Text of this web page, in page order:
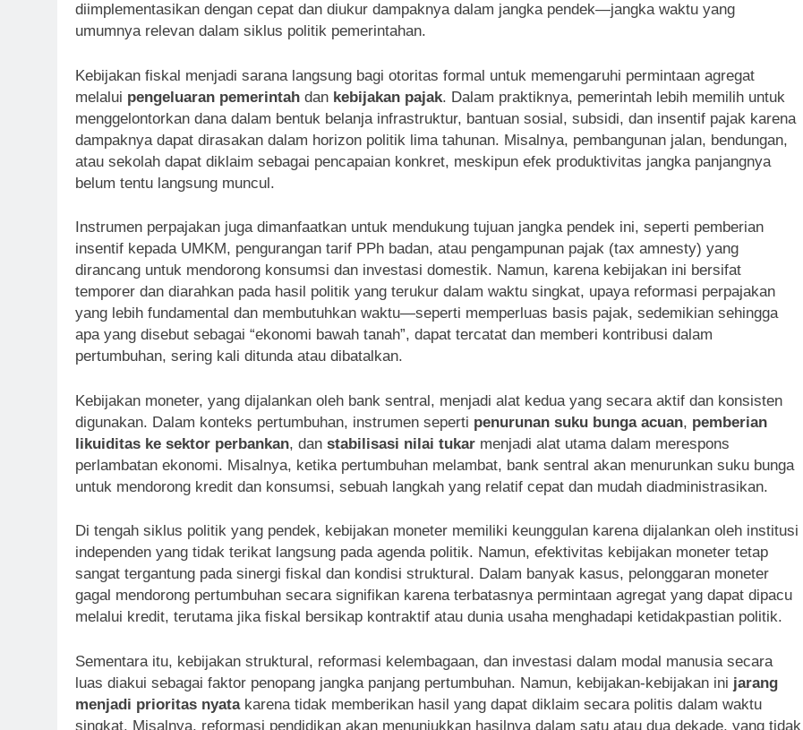
diimplementasikan dengan cepat dan diukur dampaknya dalam jangka pendek—jangka waktu yang
umumnya relevan dalam siklus politik pemerintahan.
Kebijakan fiskal menjadi sarana langsung bagi otoritas formal untuk memengaruhi permintaan agregat
melalui pengeluaran pemerintah dan kebijakan pajak. Dalam praktiknya, pemerintah lebih memilih untuk
menggelontorkan dana dalam bentuk belanja infrastruktur, bantuan sosial, subsidi, dan insentif pajak karena
dampaknya dapat dirasakan dalam horizon politik lima tahunan. Misalnya, pembangunan jalan, bendungan,
atau sekolah dapat diklaim sebagai pencapaian konkret, meskipun efek produktivitas jangka panjangnya
belum tentu langsung muncul.
Instrumen perpajakan juga dimanfaatkan untuk mendukung tujuan jangka pendek ini, seperti pemberian
insentif kepada UMKM, pengurangan tarif PPh badan, atau pengampunan pajak (tax amnesty) yang
dirancang untuk mendorong konsumsi dan investasi domestik. Namun, karena kebijakan ini bersifat
temporer dan diarahkan pada hasil politik yang terukur dalam waktu singkat, upaya reformasi perpajakan
yang lebih fundamental dan membutuhkan waktu—seperti memperluas basis pajak, sedemikian sehingga
apa yang disebut sebagai “ekonomi bawah tanah”, dapat tercatat dan memberi kontribusi dalam
pertumbuhan, sering kali ditunda atau dibatalkan.
Kebijakan moneter, yang dijalankan oleh bank sentral, menjadi alat kedua yang secara aktif dan konsisten
digunakan. Dalam konteks pertumbuhan, instrumen seperti penurunan suku bunga acuan, pemberian
likuiditas ke sektor perbankan, dan stabilisasi nilai tukar menjadi alat utama dalam merespons
perlambatan ekonomi. Misalnya, ketika pertumbuhan melambat, bank sentral akan menurunkan suku bunga
untuk mendorong kredit dan konsumsi, sebuah langkah yang relatif cepat dan mudah diadministrasikan.
Di tengah siklus politik yang pendek, kebijakan moneter memiliki keunggulan karena dijalankan oleh institusi
independen yang tidak terikat langsung pada agenda politik. Namun, efektivitas kebijakan moneter tetap
sangat tergantung pada sinergi fiskal dan kondisi struktural. Dalam banyak kasus, pelonggaran moneter
gagal mendorong pertumbuhan secara signifikan karena terbatasnya permintaan agregat yang dapat dipacu
melalui kredit, terutama jika fiskal bersikap kontraktif atau dunia usaha menghadapi ketidakpastian politik.
Sementara itu, kebijakan struktural, reformasi kelembagaan, dan investasi dalam modal manusia secara
luas diakui sebagai faktor penopang jangka panjang pertumbuhan. Namun, kebijakan-kebijakan ini jarang
menjadi prioritas nyatakarena tidak memberikan hasil yang dapat diklaim secara politis dalam waktu
singkat. Misalnya, reformasi pendidikan akan menunjukkan hasilnya dalam satu atau dua dekade, yang tidak